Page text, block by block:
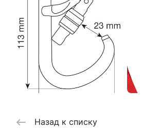
Назад к списку